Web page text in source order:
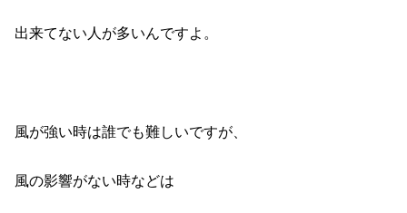
出来てない人が多いんですよ。
風が強い時は誰でも難しいですが、
風の影響がない時などは